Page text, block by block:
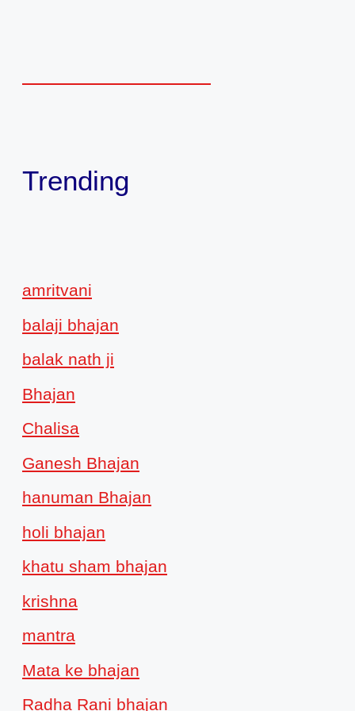
Trending
amritvani
balaji bhajan
balak nath ji
Bhajan
Chalisa
Ganesh Bhajan
hanuman Bhajan
holi bhajan
khatu sham bhajan
krishna
mantra
Mata ke bhajan
Radha Rani bhajan